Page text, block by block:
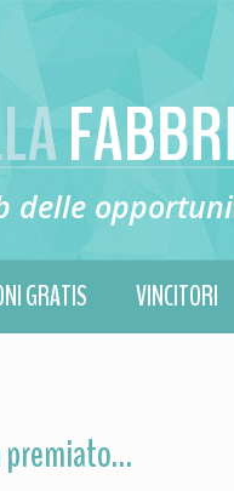
GRATIS VINCITORI
delle
premiato…